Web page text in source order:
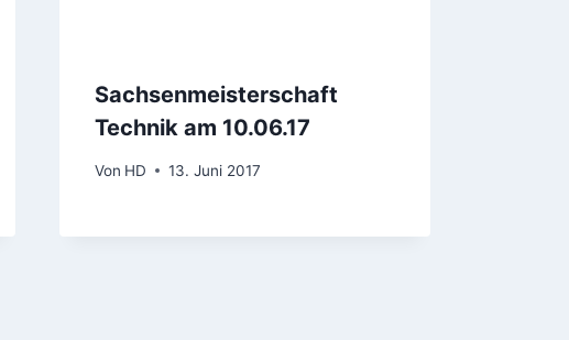
Sachsenmeisterschaft
Technik am 10.06.17
Von HD 13. Juni 2017